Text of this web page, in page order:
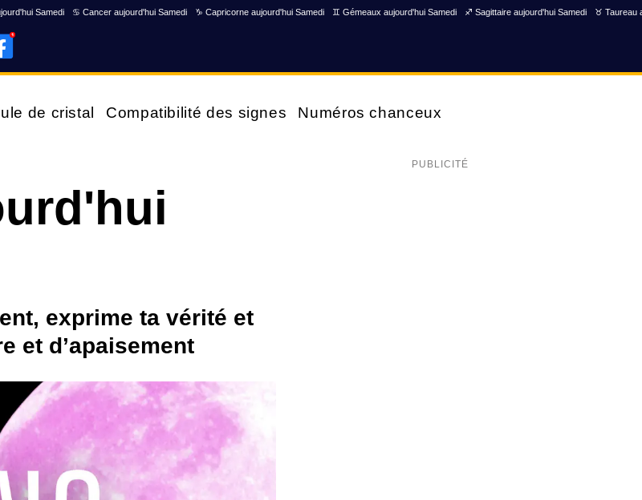
Samedi ♋ Cancer aujourd'hui Samedi ♑ Capricorne aujourd'hui Samedi ♊ Gémeaux aujourd'hui Samedi ♐ Sagittaire aujourd'hui Samedi ♉ Taureau
de cristal Compatibilité des signes Numéros chanceux
exprime ta vérité et
et d’apaisement